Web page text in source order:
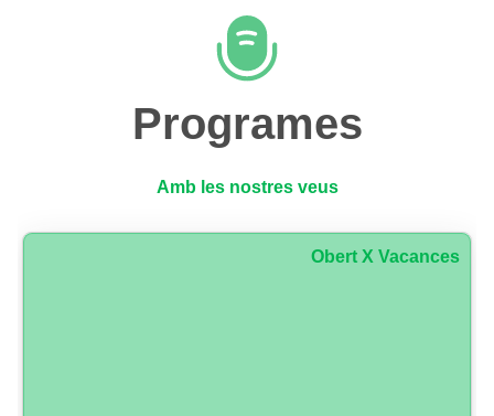
Programes
Amb les nostres veus
Obert X Vacances